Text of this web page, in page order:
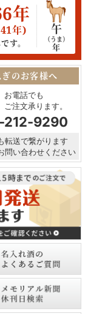
年
年)
す。
午
（うま）
年
のお客様へ
お電話でも
ご注文承ります。
212-9290
転送で繋がります
問い合わせください